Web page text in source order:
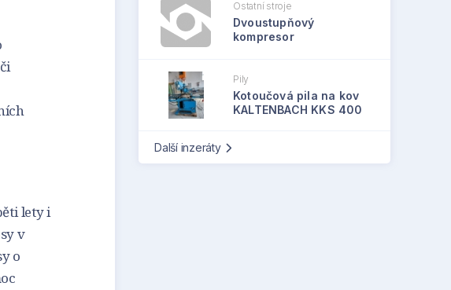
lety i
v
o
Ostatní stroje
Dvoustupňový
kompresor
Pily
Kotoučová pila na kov
KALTENBACH KKS 400
Další inzeráty